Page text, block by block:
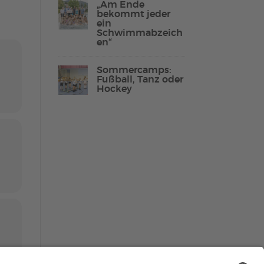
Lebenshilfe Sport
Reha-Sport
„Am Ende
bekommt jeder
ein
Schwimmabzeich
en“
Sommercamps:
Fußball, Tanz oder
Hockey